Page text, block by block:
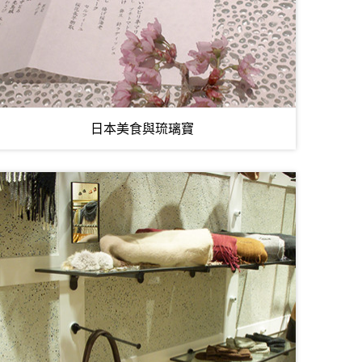
日本美食與琉璃寶